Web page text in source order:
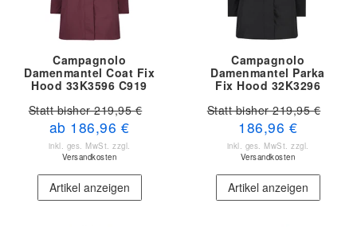
Campagnolo
Damenmantel Coat Fix
Hood 33K3596 C919
Statt bisher 219,95 €
ab 186,96 €
inkl. ges. MwSt. zzgl.
Versandkosten
Artikel anzeigen
Campagnolo
Damenmantel Parka
Fix Hood 32K3296
Statt bisher 219,95 €
186,96 €
inkl. ges. MwSt. zzgl.
Versandkosten
Artikel anzeigen